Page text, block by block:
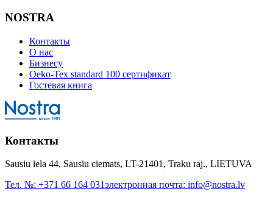
NOSTRA
Контакты
О нас
Бизнесу
Oeko-Tex standard 100 сертификат
Гостевая книга
Контакты
Sausiu iela 44, Sausiu ciemats, LT-21401, Traku raj., LIETUVA
Тел. №: +371 66 164 031электронная почта: info@nostra.lv